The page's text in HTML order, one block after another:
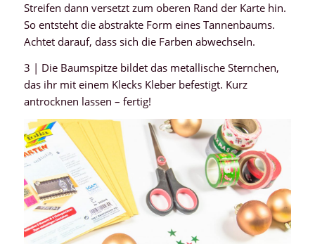
Streifen dann versetzt zum oberen Rand der Karte hin.
So entsteht die abstrakte Form eines Tannenbaums.
Achtet darauf, dass sich die Farben abwechseln.
3 | Die Baumspitze bildet das metallische Sternchen,
das ihr mit einem Klecks Kleber befestigt. Kurz
antrocknen lassen – fertig!